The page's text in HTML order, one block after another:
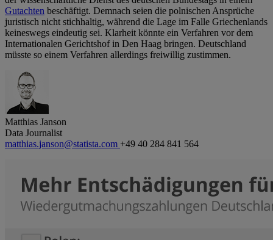
Gutachten beschäftigt. Demnach seien die polnischen Ansprüche
juristisch nicht stichhaltig, während die Lage im Falle Griechenlands
keineswegs eindeutig sei. Klarheit könnte ein Verfahren vor dem
Internationalen Gerichtshof in Den Haag bringen. Deutschland
müsste so einem Verfahren allerdings freiwillig zustimmen.
Matthias Janson
Data Journalist
matthias.janson@statista.com +49 40 284 841 564